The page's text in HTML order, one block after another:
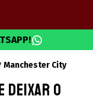
Manchester City
deixar o